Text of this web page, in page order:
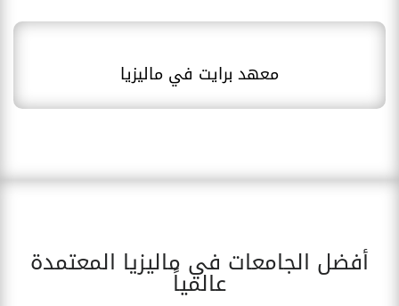
معهد برايت في ماليزيا
أفضل الجامعات في ماليزيا المعتمدة
عالمياً